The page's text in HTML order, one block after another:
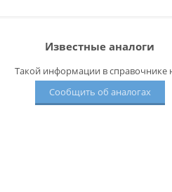
Известные аналоги
Такой информации в справочнике
Сообщить об аналогах